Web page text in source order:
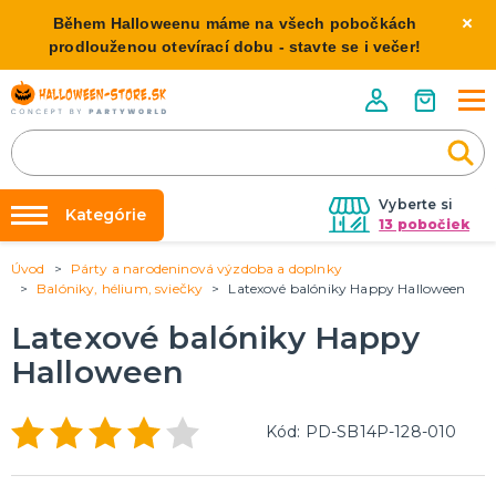
Během Halloweenu máme na všech pobočkách
prodlouženou otevírací dobu - stavte se i večer!
Vyberte si
13 pobočiek
Požičovňa kostýmov
Nafukovanie balónikov
Rozvoz
O nás
Kontakt
Kategórie
HALLOWEENSKE KOSTÝMY
Pánske Halloween kostýmy
Detské Halloween kostýmy
HALLOWEENSKE DEKORÁCIE
Závesné dekorácie
Úvod
Párty a narodeninová výzdoba a doplnky
Balóniky, hélium, sviečky
Latexové balóniky Happy Halloween
Latexové balóniky Happy
Halloween
Kód: PD-SB14P-128-010